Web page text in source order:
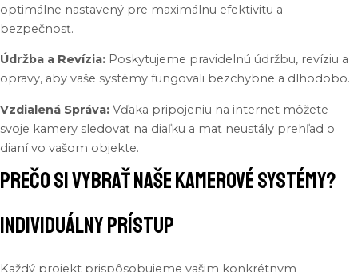
optimálne nastavený pre maximálnu efektivitu a
bezpečnosť.
Údržba a Revízia: Poskytujeme pravidelnú údržbu, revíziu a
opravy, aby vaše systémy fungovali bezchybne a dlhodobo.
Vzdialená Správa: Vďaka pripojeniu na internet môžete
svoje kamery sledovať na diaľku a mať neustály prehľad o
dianí vo vašom objekte.
Prečo si vybrať naše kamerové systémy?
Individuálny Prístup
Každý projekt prispôsobujeme vašim konkrétnym